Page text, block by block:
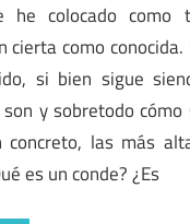
he colocado como
cierta como
si bien sigue
y sobretodo
concreto, las más
es un conde? ¿Es